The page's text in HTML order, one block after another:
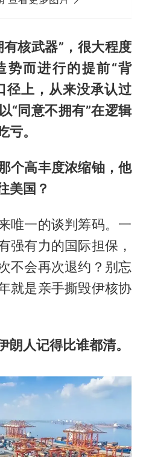
核武器”，很大程度
势而进行的提前“背
径上，从来没承认过
“同意不拥有”在逻辑
亏。
个高丰度浓缩铀，他
美国？
唯一的谈判筹码。一
强有力的国际担保，
不会再次退约？别忘
就是亲手撕毁伊核协
朗人记得比谁都清。